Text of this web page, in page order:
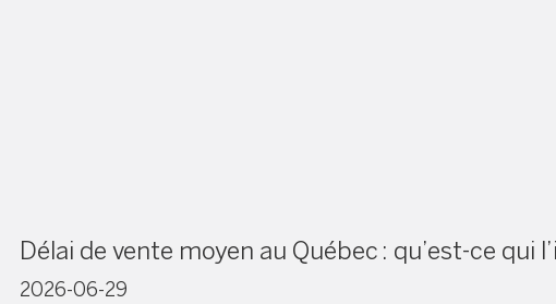
Délai de vente moyen au Québec : qu’est-ce qui
2026-06-29